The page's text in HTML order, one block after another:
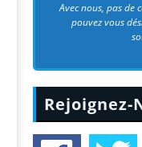
Avec nous, pas de
pouvez vous
Rejoignez-